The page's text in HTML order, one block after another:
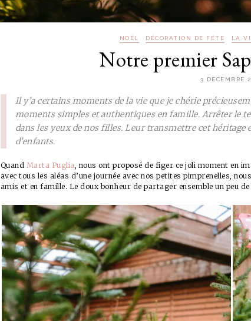
NOËL DÉCORATION DE FÊTE LA
Notre premier
3 DÉCEMBRE
Il y’a certains moments de la vie que je chérie
moments simples et authentiques en famille. Arrêter le
dans les yeux de nos filles. Leur transmettre cet
d’enfants.
Quand Marta Puglia, nous ont proposé de figer ce joli moment en
avec tous les aléas d’une journée avec nos petites pimprenelles,
amis et en famille. Le doux bonheur de partager ensemble un peu